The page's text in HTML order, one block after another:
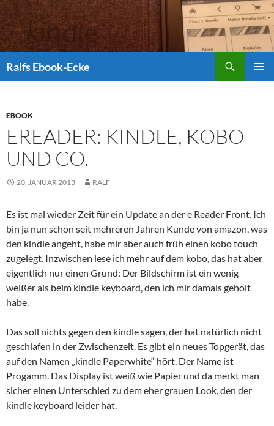
Ralfs Ebook-Ecke
EBOOK
EREADER: KINDLE, KOBO
UND CO.
20. JANUAR 2013 RALF
Es ist mal wieder Zeit für ein Update an der e Reader Front. Ich
bin ja nun schon seit mehreren Jahren Kunde von amazon, was
den kindle angeht, habe mir aber auch früh einen kobo touch
zugelegt. Inzwischen lese ich mehr auf dem kobo, das hat aber
eigentlich nur einen Grund: Der Bildschirm ist ein wenig
weißer als beim kindle keyboard, den ich mir damals geholt
habe.
Das soll nichts gegen den kindle sagen, der hat natürlich nicht
geschlafen in der Zwischenzeit. Es gibt ein neues Topgerät, das
auf den Namen „kindle Paperwhite“ hört. Der Name ist
Progamm. Das Display ist weiß wie Papier und da merkt man
sicher einen Unterschied zu dem eher grauen Look, den der
kindle keyboard leider hat.